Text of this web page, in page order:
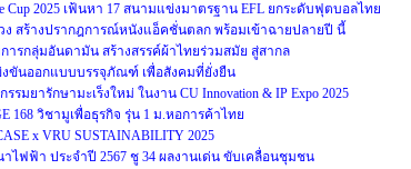
Cup 2025 เฟ้นหา 17 สนามแข่งมาตรฐาน EFL ยกระดับฟุตบอลไทย
ง สร้างปรากฎการณ์หนังแอ็คชั่นตลก พร้อมเข้าฉายปลายปี นี้
ารกลุ่มอันดามัน สร้างสรรค์ผ้าไทยร่วมสมัย สู่สากล
ขันออกแบบบรรจุภัณฑ์ เพื่อสังคมที่ยั่งยืน
มยารักษามะเร็งใหม่ ในงาน CU Innovation & IP Expo 2025
168 วิชามูเพื่อธุรกิจ รุ่น 1 ม.หอการค้าไทย
x VRU SUSTAINABILITY 2025
ไฟฟ้า ประจำปี 2567 ชู 34 ผลงานเด่น ขับเคลื่อนชุมชน